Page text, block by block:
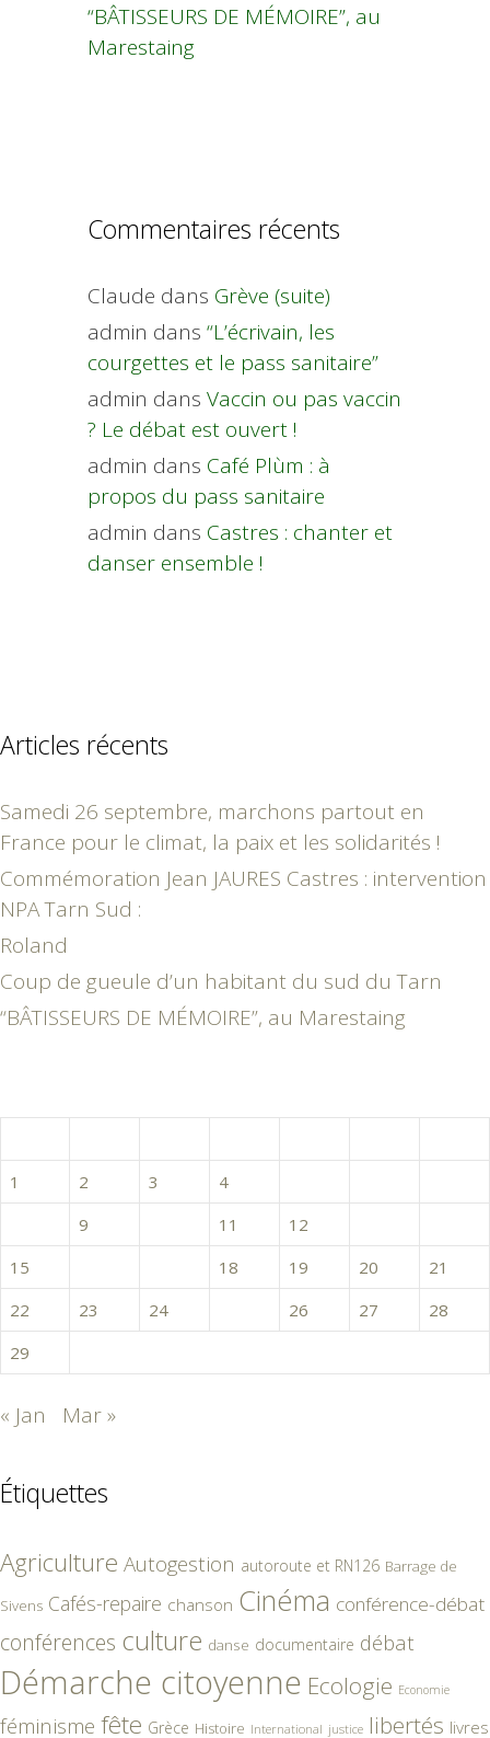
“BÂTISSEURS DE MÉMOIRE”, au
Marestaing
Commentaires récents
Claude dans Grève (suite)
admin dans “L’écrivain, les
courgettes et le pass sanitaire”
admin dans Vaccin ou pas vaccin
? Le débat est ouvert !
admin dans Café Plùm : à
propos du pass sanitaire
admin dans Castres : chanter et
danser ensemble !
Articles récents
Samedi 26 septembre, marchons partout en
France pour le climat, la paix et les solidarités !
Commémoration Jean JAURES Castres : intervention
NPA Tarn Sud :
Roland
Coup de gueule d’un habitant du sud du Tarn
“BÂTISSEURS DE MÉMOIRE”, au Marestaing
1
2 3 4
9 11 12
15
18 19 20
21
22
23 24 26 27
28
29
« Jan Mar »
Étiquettes
Agriculture Autogestion autoroute et RN126 Barrage de
Sivens Cafés-repaire chanson Cinéma conférence-débat
conférences culture danse documentaire débat
Démarche citoyenne Ecologie Economie
féminisme fête Grèce Histoire International justice libertés livres